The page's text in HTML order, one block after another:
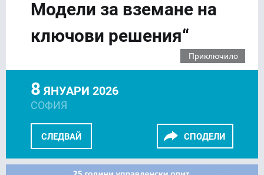
Модели за вземане на
ключови решения“
Приключило
СЛЕДВАЙ СПОДЕЛИ
8 ЯНУАРИ 2026
СОФИЯ
FACEBOOK